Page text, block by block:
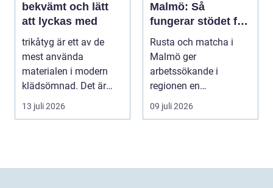
bekvämt och lätt
att lyckas med
trikåtyg är ett av de
mest använda
materialen i modern
klädsömnad. Det är
mjukt, elastiskt och
formb...
13 juli 2026
Malmö: Så
fungerar stödet för
dig som söker jobb
Rusta och matcha i
Malmö ger
arbetssökande i
regionen en
strukturerad och
personlig vä...
09 juli 2026